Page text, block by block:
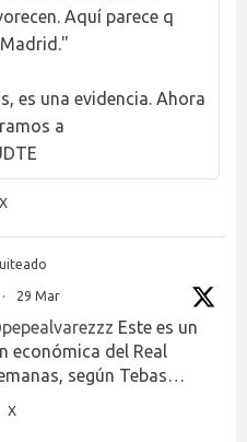
Aquí parece q
es una evidencia. Ahora
a
X
· 29 Mar
Este es un
económica del Real
según Tebas…
X